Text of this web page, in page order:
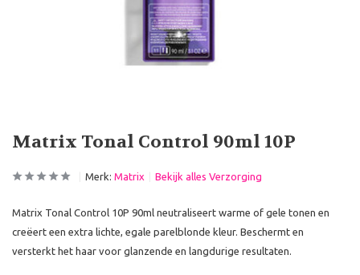
Matrix Tonal Control 90ml 10P
Merk: Matrix Bekijk alles Verzorging
Matrix Tonal Control 10P 90ml neutraliseert warme of gele tonen en
creëert een extra lichte, egale parelblonde kleur. Beschermt en
versterkt het haar voor glanzende en langdurige resultaten.